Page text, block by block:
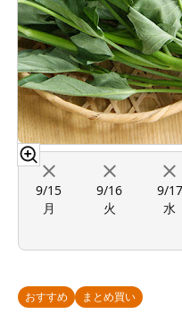
9/15
月
9/16
火
9/17
水
おすすめ まとめ買い